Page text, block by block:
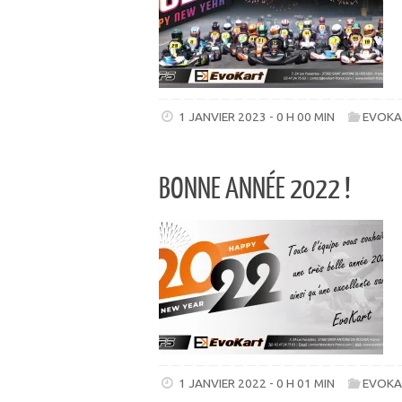
1 JANVIER 2023 - 0 H 00 MIN
BONNE ANNÉE 2022 !
1 JANVIER 2022 - 0 H 01 MIN